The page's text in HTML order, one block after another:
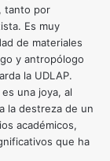
tanto por
Es muy
de materiales
y antropólogo
la UDLAP.
una joya, al
la destreza de un
académicos,
que ha